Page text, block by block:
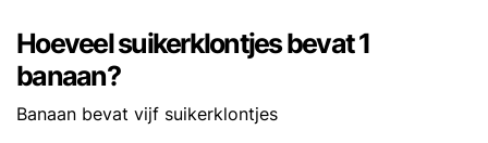
Hoeveel suikerklontjes bevat 1
banaan?
Banaan bevat vijf suikerklontjes